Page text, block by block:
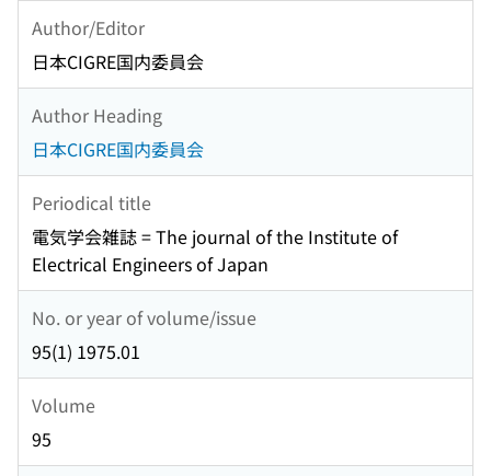
Author/Editor
日本CIGRE国内委員会
Author Heading
日本CIGRE国内委員会
Periodical title
電気学会雑誌 = The journal of the Institute of
Electrical Engineers of Japan
No. or year of volume/issue
95(1) 1975.01
Volume
95